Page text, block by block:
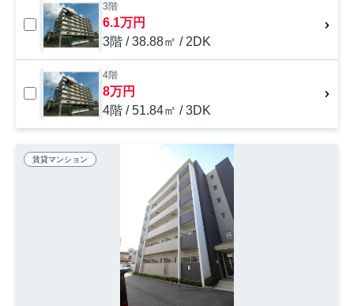
3階
6.1万円
3階 / 38.88㎡ / 2DK
4階
8万円
4階 / 51.84㎡ / 3DK
賃貸マンション